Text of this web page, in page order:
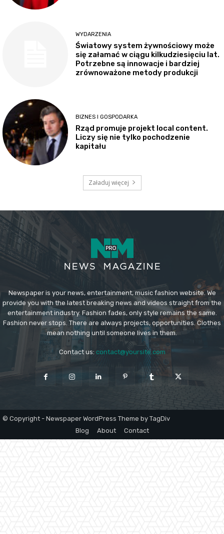
WYDARZENIA
Światowy system żywnościowy może
się załamać w ciągu kilkudziesięciu lat.
Potrzebne są innowacje i bardziej
zrównoważone metody produkcji
BIZNES I GOSPODARKA
Rząd promuje projekt local content.
Liczy się nie tylko pochodzenie
kapitału
Załaduj więcej
Newspaper is your news, entertainment, music fashion website. We
provide you with the latest breaking news and videos straight from the
entertainment industry. Fashion fades, only style remains the same.
Fashion never stops. There are always projects, opportunities. Clothes
mean nothing until someone lives in them.
Contact us: contact@yoursite.com
© Copyright - Newspaper WordPress Theme by TagDiv
Blog
About Contact